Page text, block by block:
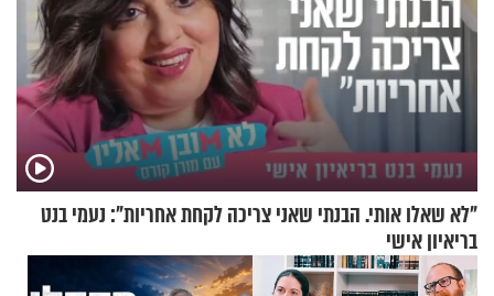
"לא שאלו אותי. הבנתי שאני צריכה לקחת אחריות": נעמי בנט
בריאיון אישי